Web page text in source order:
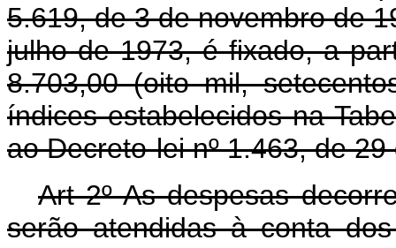
5.619, de 3 de novembro de
julho de 1973, é fixado, a
8.703,00 (oito mil,
índices estabelecidos na
ao Decreto-lei nº 1.463, de
Art 2º As despesas
serão atendidas à conta